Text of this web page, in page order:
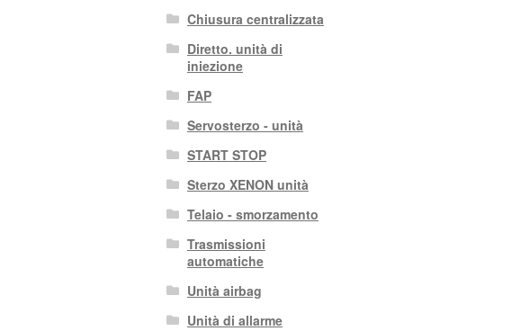
Chiusura centralizzata
Diretto. unità di
iniezione
FAP
Servosterzo - unità
START STOP
Sterzo XENON unità
Telaio - smorzamento
Trasmissioni
automatiche
Unità airbag
Unità di allarme